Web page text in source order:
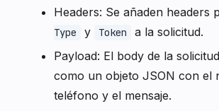
Headers: Se añaden headers
Type
y Token
a la solicitud.
Payload: El body de la
como un objeto JSON con el
teléfono y el mensaje.